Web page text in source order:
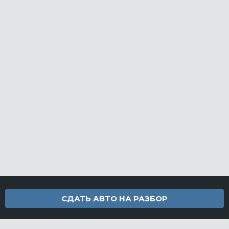
СДАТЬ АВТО НА РАЗБОР